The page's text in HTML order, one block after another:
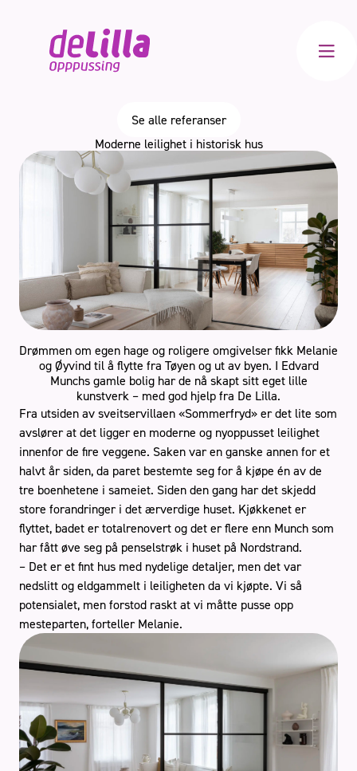
Meny
Bad Kjøkken
Innvendig Totalrenovering
Stue
Book gratis befaring
Håndverkertjenester
Referanser
Tips og råd
Kontakt oss Om oss
Se alle referanser
Moderne leilighet i historisk hus
Drømmen om egen hage og roligere omgivelser fikk Melanie
og Øyvind til å flytte fra Tøyen og ut av byen. I Edvard
Munchs gamle bolig har de nå skapt sitt eget lille
kunstverk – med god hjelp fra De Lilla.
Fra utsiden av sveitservillaen «Sommerfryd» er det lite som
avslører at det ligger en moderne og nyoppusset leilighet
innenfor de fire veggene. Saken var en ganske annen for et
halvt år siden, da paret bestemte seg for å kjøpe én av de
tre boenhetene i sameiet. Siden den gang har det skjedd
store forandringer i det ærverdige huset. Kjøkkenet er
flyttet, badet er totalrenovert og det er flere enn Munch som
har fått øve seg på penselstrøk i huset på Nordstrand.
– Det er et fint hus med nydelige detaljer, men det var
nedslitt og eldgammelt i leiligheten da vi kjøpte. Vi så
potensialet, men forstod raskt at vi måtte pusse opp
mesteparten, forteller Melanie.